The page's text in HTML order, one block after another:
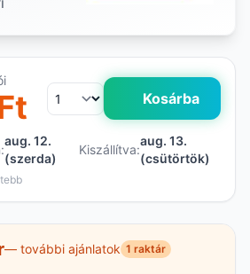
Kosárba
aug. 12.
(szerda)
Kiszállítva:
aug. 13.
(csütörtök)
— további ajánlatok 1 raktár